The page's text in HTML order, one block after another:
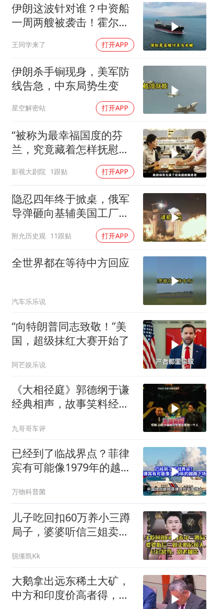
韩军前线部队连曝丑闻
上海大部迎大暴雨
《龙餐馆》 冲奖
笔试第一被劝弃考涉事副校长被撤职
伊朗这波针对谁？中资船
一周两艘被袭击！霍尔木
兹海峡的“安全走廊”神话
彻底破灭！
王同学来了 打开APP
伊朗杀手锏现身，美军防
线告急，中东局势生变
星空解密站 打开APP
“被称为最幸福国度的芬
兰，究竟藏着怎样抚慰人
影视大剧院 1跟贴 打开APP
隐忍四年终于掀桌，俄军
导弹砸向基辅美国工厂，
附允历史观 11跟贴 打开APP
全世界都在等待中方回应
汽车乐乐说
“向特朗普同志致敬！”美
国，超级抹红大赛开始了
阿芒娱乐说
《大相径庭》郭德纲于谦
经典相声，故事笑料经典
九哥哥车评
已经到了临战界点？菲律
宾有可能像1979年的越南
万物科普菌
儿子吃回扣60万养小三蹲
局子，婆婆听信三姐卖婚
脱缰凯Kk
大鹅拿出远东稀土大矿，
中方和印度价高者得，背